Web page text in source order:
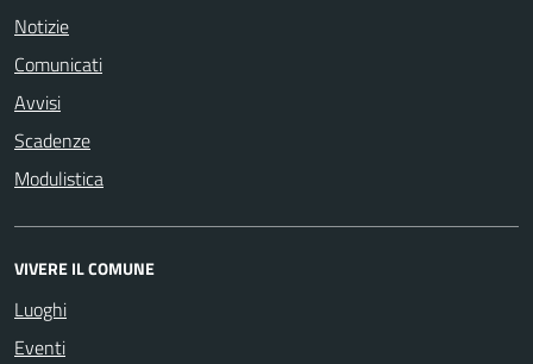
Notizie
Comunicati
Avvisi
Scadenze
Modulistica
VIVERE IL COMUNE
Luoghi
Eventi